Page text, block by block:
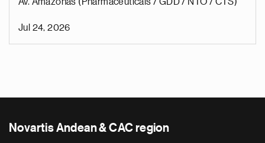
Jul 24, 2026
Novartis Andean & CAC region